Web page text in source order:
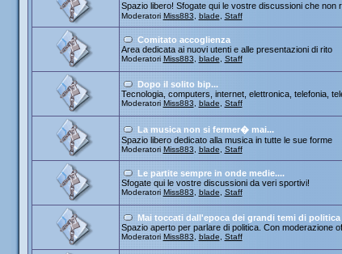
Spazio libero! Sfogate qui le vostre discussioni che
Moderatori Miss883 blade Staff
Comitato accoglienza
Area dedicata ai nuovi utenti e alle presentazioni di rito
Moderatori Miss883 blade Staff
Dopo il solito bip...
Tecnologia, computers, internet, elettronica, telefonia,
Moderatori Miss883 blade Staff
La musica non si fermer� mai...
Spazio libero dedicato alla musica in tutte le sue forme
Moderatori Miss883 blade Staff
Le partite sempre in onde medie....
Sfogate qui le vostre discussioni da veri sportivi!
Moderatori Miss883 blade Staff
Mai toccati dall'epoca dei grandi temi di politica
Spazio aperto per parlare di politica. Con moderazione
Moderatori Miss883 blade Staff